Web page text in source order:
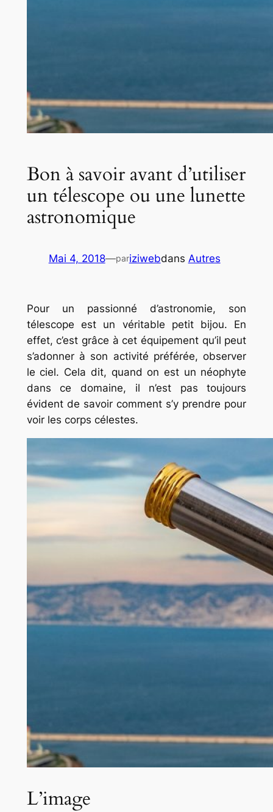
Bon à savoir avant d’utiliser
un télescope ou une lunette
astronomique
Mai 4, 2018—pariziwebdans Autres
Pour un passionné d’astronomie, son
télescope est un véritable petit bijou. En
effet, c’est grâce à cet équipement qu’il peut
s’adonner à son activité préférée, observer
le ciel. Cela dit, quand on est un néophyte
dans ce domaine, il n’est pas toujours
évident de savoir comment s’y prendre pour
voir les corps célestes.
L’image